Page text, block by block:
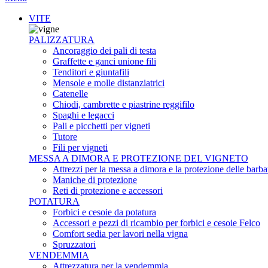
VITE
PALIZZATURA
Ancoraggio dei pali di testa
Graffette e ganci unione fili
Tenditori e giuntafili
Mensole e molle distanziatrici
Catenelle
Chiodi, cambrette e piastrine reggifilo
Spaghi e legacci
Pali e picchetti per vigneti
Tutore
Fili per vigneti
MESSA A DIMORA E PROTEZIONE DEL VIGNETO
Attrezzi per la messa a dimora e la protezione delle
Maniche di protezione
Reti di protezione e accessori
POTATURA
Forbici e cesoie da potatura
Accessori e pezzi di ricambio per forbici e cesoie Felco
Comfort sedia per lavori nella vigna
Spruzzatori
VENDEMMIA
Attrezzatura per la vendemmia